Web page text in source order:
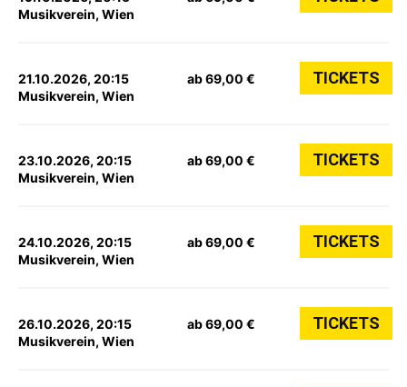
Musikverein, Wien
21.10.2026, 20:15
Musikverein, Wien
ab 69,00 € TICKETS
23.10.2026, 20:15
Musikverein, Wien
ab 69,00 € TICKETS
24.10.2026, 20:15
Musikverein, Wien
ab 69,00 € TICKETS
26.10.2026, 20:15
Musikverein, Wien
ab 69,00 € TICKETS